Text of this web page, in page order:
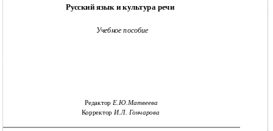
Русский язык и культура речи
Учебное пособие
РедакторЕ.Ю.Матвеева
Корректор И.Л. Гончарова